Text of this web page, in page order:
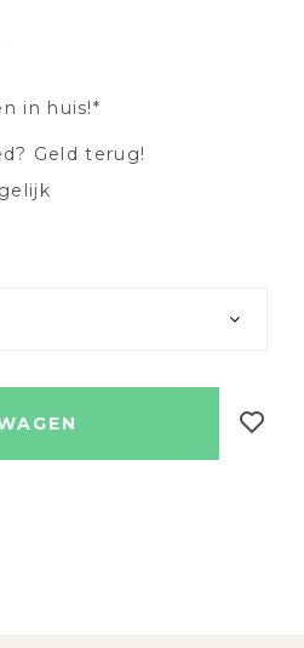
in huis!*
Geld terug!